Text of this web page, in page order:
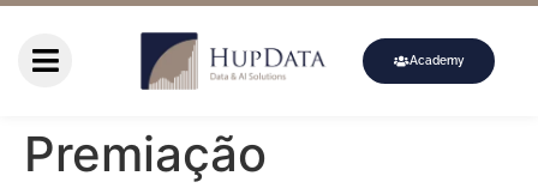
Academy
Premiação